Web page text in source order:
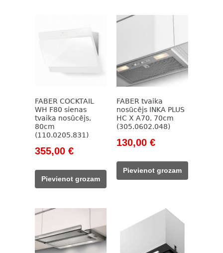
FABER COCKTAIL
WH F80 sienas
tvaika nosūcējs,
80cm
(110.0205.831)
Original
was:
590,00 €.
355,00 €Current
355,00 €.
Pievienot grozam
FABER tvaika
nosūcējs INKA PLUS
HC X A70, 70cm
(305.0602.048)
Original
was:
185,00 €.
130,00 €Current
130,00 €.
Pievienot grozam